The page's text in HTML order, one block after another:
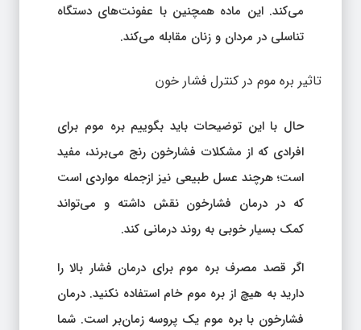
می‌کند. این ماده همچنین با عفونت‌های دستگاه
تناسلی در مردان و زنان مقابله می‌کند.
تاثیر بره موم در کنترل فشار خون
حال با این توضیحات باید بگوییم بره موم برای
افرادی که از مشکلات فشارخون رنج می‌برند، مفید
است؛ هرچند عسل طبیعی نیز ازجمله مواردی است
که در درمان فشارخون نقش داشته و می‌تواند
کمک بسیار خوبی به روند درمانی کند.
اگر قصد مصرف بره موم برای درمان فشار بالا را
دارید به هیچ از بره موم خام استفاده نکنید. درمان
فشارخون با بره موم یک پروسه زمان‌بر است. شما